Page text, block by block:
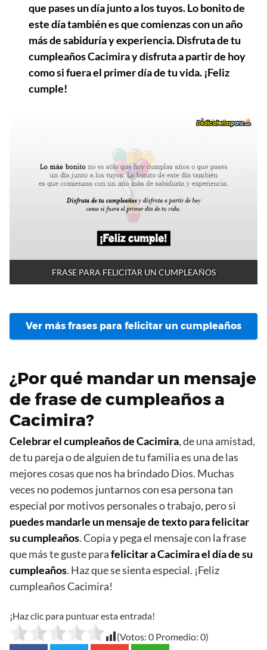
que pases un día junto a los tuyos. Lo bonito de
este día también es que comienzas con un año
más de sabiduría y experiencia. Disfruta de tu
cumpleaños Cacimira y disfruta a partir de hoy
como si fuera el primer día de tu vida. ¡Feliz
cumple!
FRASE PARA FELICITAR UN CUMPLEAÑOS
Ver más frases para felicitar un cumpleaños
¿Por qué mandar un mensaje
de frase de cumpleaños a
Cacimira?
Celebrar el cumpleaños de Cacimira, de una amistad,
de tu pareja o de alguien de tu familia es una de las
mejores cosas que nos ha brindado Dios. Muchas
veces no podemos juntarnos con esa persona tan
especial por motivos personales o trabajo, pero si
puedes mandarle un mensaje de texto para felicitar
su cumpleaños. Copia y pega el mensaje con la frase
que más te guste parafelicitar a Cacimira el día de su
cumpleaños. Haz que se sienta especial. ¡Feliz
cumpleaños Cacimira!
¡Haz clic para puntuar esta entrada!
(Votos: 0 Promedio: 0)